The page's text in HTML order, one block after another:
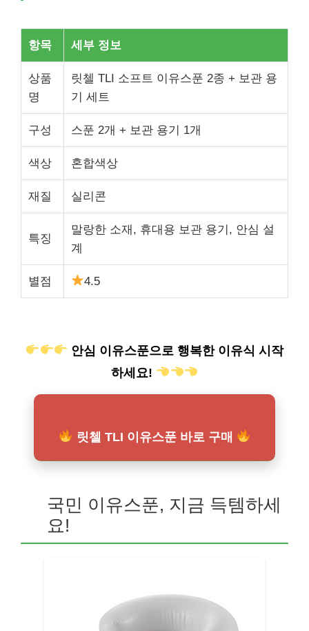
항목 세부 정보
상품
명
릿첼 TLI 소프트 이유스푼 2종 + 보관 용
기 세트
구성 스푼 2개 + 보관 용기 1개
색상 혼합색상
재질 실리콘
특징
말랑한 소재, 휴대용 보관 용기, 안심 설
계
별점 4.5
안심 이유스푼으로 행복한 이유식 시작
하세요!
릿첼 TLI 이유스푼 바로 구매
국민 이유스푼, 지금 득템하세
요!